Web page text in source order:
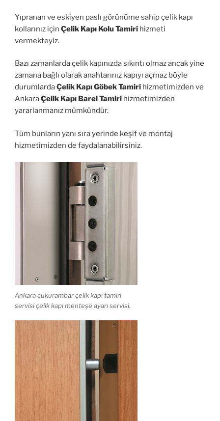
Yıpranan ve eskiyen paslı görünüme sahip çelik kapı
kollarınız için Çelik Kapı Kolu Tamiri hizmeti
vermekteyiz.
Bazı zamanlarda çelik kapınızda sıkıntı olmaz ancak yine
zamana bağlı olarak anahtarınız kapıyı açmaz böyle
durumlardaÇelik Kapı Göbek Tamiri hizmetimizden ve
AnkaraÇelik Kapı Barel Tamiri hizmetimizden
yararlanmanız mümkündür.
Tüm bunların yanı sıra yerinde keşif ve montaj
hizmetimizden de faydalanabilirsiniz.
Ankara çukurambar çelik kapı tamiri
servisi çelik kapı menteşe ayarı servisi.